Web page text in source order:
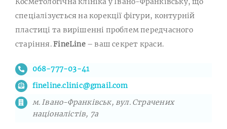
спеціалізується на корекції фігури, контурній
пластиці та вирішенні проблем передчасного
старіння.FineLine– ваш секрет краси.
068-777-03-41
fineline.clinic@gmail.com
м. Івано-Франківськ, вул. Страчених
націоналістів, 7а